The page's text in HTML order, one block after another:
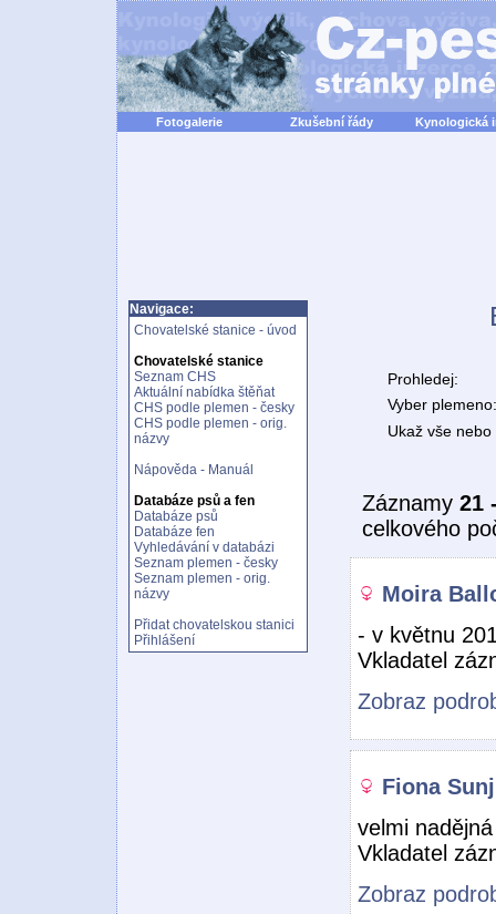
Fotogalerie Zkušební řády Kynologická
Navigace:
Chovatelské stanice - úvod
Chovatelské stanice
Seznam CHS
Aktuální nabídka štěňat
CHS podle plemen - česky
CHS podle plemen - orig.
názvy
Nápověda - Manuál
Databáze psů a fen
Databáze psů
Databáze fen
Vyhledávání v databázi
Seznam plemen - česky
Seznam plemen - orig.
názvy
Přidat chovatelskou stanici
Přihlášení
Prohledej:
Vyber plemeno:
Ukaž vše
Záznamy 21
celkového
Moira
- v květnu
Vkladatel
Zobraz
Fiona
velmi
Vkladatel
Zobraz